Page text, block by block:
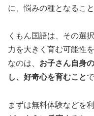
に、悩みの種となるこ
くもん国語は、その選
力を大きく育む可能性
なのは、 お子さん自身
し、好奇心を育むこと
まずは無料体験などを利